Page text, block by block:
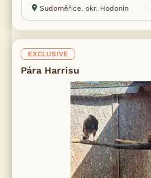
Sudoměřice, okr. Hodonín
EXCLUSIVE
Pára Harrisu